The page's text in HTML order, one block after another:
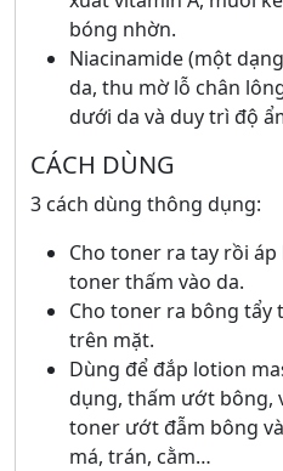
bóng nhờn.
Niacinamide (một
da, thu mờ lỗ chân
dưới da và duy trì độ
CÁCH DÙNG
3 cách dùng thông dụng:
Cho toner ra tay rồi
toner thấm vào da.
Cho toner ra bông
trên mặt.
Dùng để đắp lotion
dụng, thấm ướt bông,
toner ướt đẫm bông
má, trán, cằm…